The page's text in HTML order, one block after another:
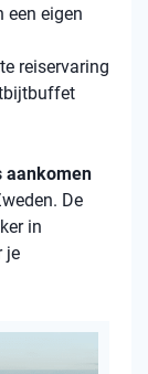
een eigen
reiservaring
aankomen
De
in
je